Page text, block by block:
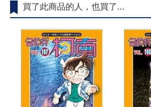
買了此商品的人，也買了...